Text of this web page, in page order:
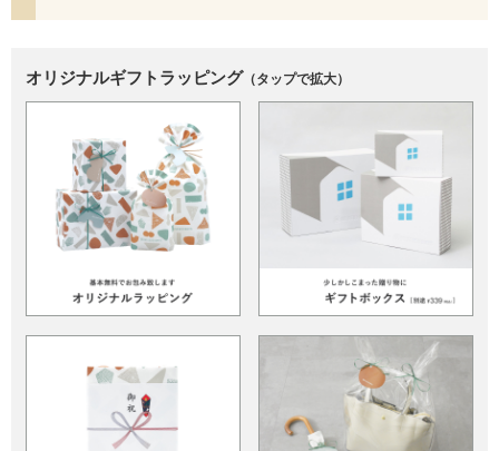
オリジナルギフトラッピング （タップで拡大）